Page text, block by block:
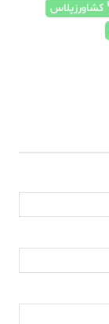
کشاورزپلاس